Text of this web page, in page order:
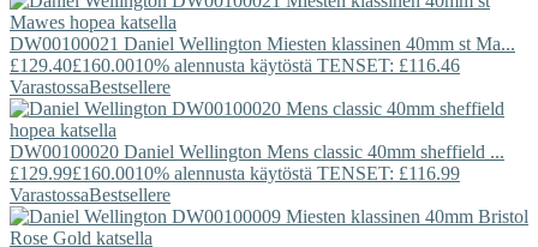
DW00100021 Daniel Wellington Miesten klassinen 40mm st Ma...
£129.40£160.0010% alennusta käytöstä TENSET: £116.46
VarastossaBestsellere
DW00100020 Daniel Wellington Mens classic 40mm sheffield ...
£129.99£160.0010% alennusta käytöstä TENSET: £116.99
VarastossaBestsellere